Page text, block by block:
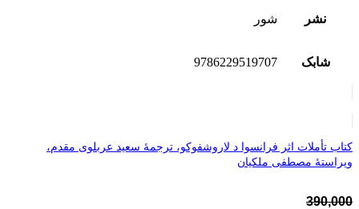
نشر شور
شابک 9786229519707
کتاب تأملات اثر فرانسوا د لاروشفوکو، ترجمۀ سعید عربلوی مقدم،
ویراستۀ مصطفی ملکیان
390,000